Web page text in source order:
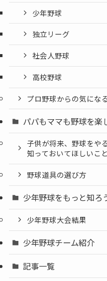
少年野球
独立リーグ
社会人野球
高校野球
プロ野球からの気にな
パパもママも野球を楽
子供が将来、野球をや
知っておいてほしいこと
野球道具の選び方
少年野球をもっと知ろ
少年野球大会結果
少年野球チーム紹介
記事一覧